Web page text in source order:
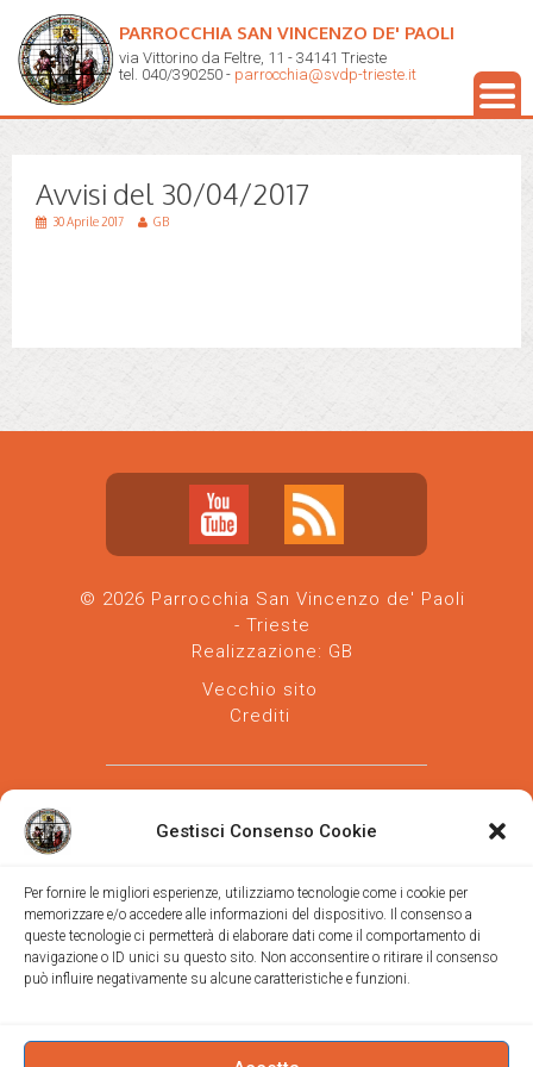
Gestisci Consenso Cookie
Per fornire le migliori esperienze, utilizziamo tecnologie come i cookie per
memorizzare e/o accedere alle informazioni del dispositivo. Il consenso a
queste tecnologie ci permetterà di elaborare dati come il comportamento di
navigazione o ID unici su questo sito. Non acconsentire o ritirare il consenso
può influire negativamente su alcune caratteristiche e funzioni.
PARROCCHIA SAN VINCENZO DE' PAOLI
via Vittorino da Feltre, 11 - 34141 Trieste
tel. 040/390250 - parrocchia@svdp-trieste.it
Avvisi del 30/04/2017
30 Aprile 2017 GB
© 2026 Parrocchia San Vincenzo de' Paoli
- Trieste
Realizzazione: GB
Vecchio sito
Crediti
Parrocchia san Vincenzo de' Paoli-Diocesi
di Trieste
via Vittorino da Feltre, 11 (chiesa)
Trieste